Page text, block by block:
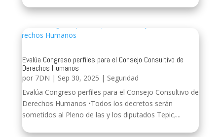
Evalúa Congreso perfiles para el Consejo Consultivo de
Derechos Humanos
por 7DN | Sep 30, 2025 | Seguridad
Evalúa Congreso perfiles para el Consejo Consultivo de
Derechos Humanos •Todos los decretos serán
sometidos al Pleno de las y los diputados Tepic,...